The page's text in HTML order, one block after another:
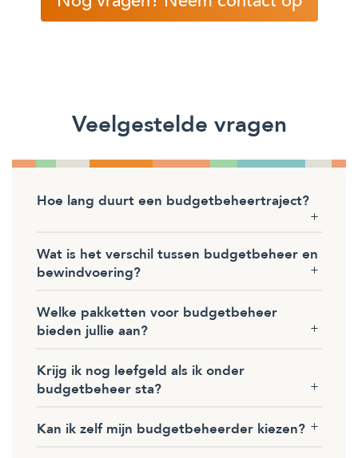
Veelgestelde vragen
Hoe lang duurt een budgetbeheertraject?
Wat is het verschil tussen budgetbeheer en
bewindvoering?
Welke pakketten voor budgetbeheer
bieden jullie aan?
Krijg ik nog leefgeld als ik onder
budgetbeheer sta?
Kan ik zelf mijn budgetbeheerder kiezen?